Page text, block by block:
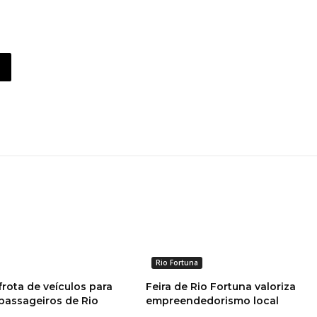
de veículos para
de Rio
Rio Fortuna
Feira de Rio Fortuna valoriza
empreendedorismo local